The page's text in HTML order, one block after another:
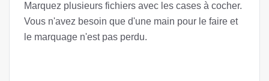
Marquez plusieurs fichiers avec les cases à cocher.
Vous n'avez besoin que d'une main pour le faire et
le marquage n'est pas perdu.